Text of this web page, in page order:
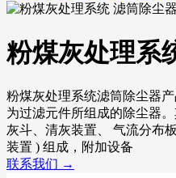
粉煤灰处理系
粉煤灰处理系统滤筒除尘器
为过滤元件所组成的除尘器
灰斗、清灰装置、 气流分布
装置 ) 组成，附加设备
联系我们 →